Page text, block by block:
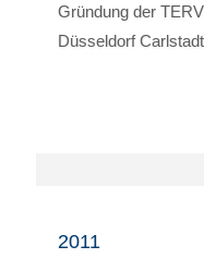
Gründung der
Düsseldorf Carlstadt
2011